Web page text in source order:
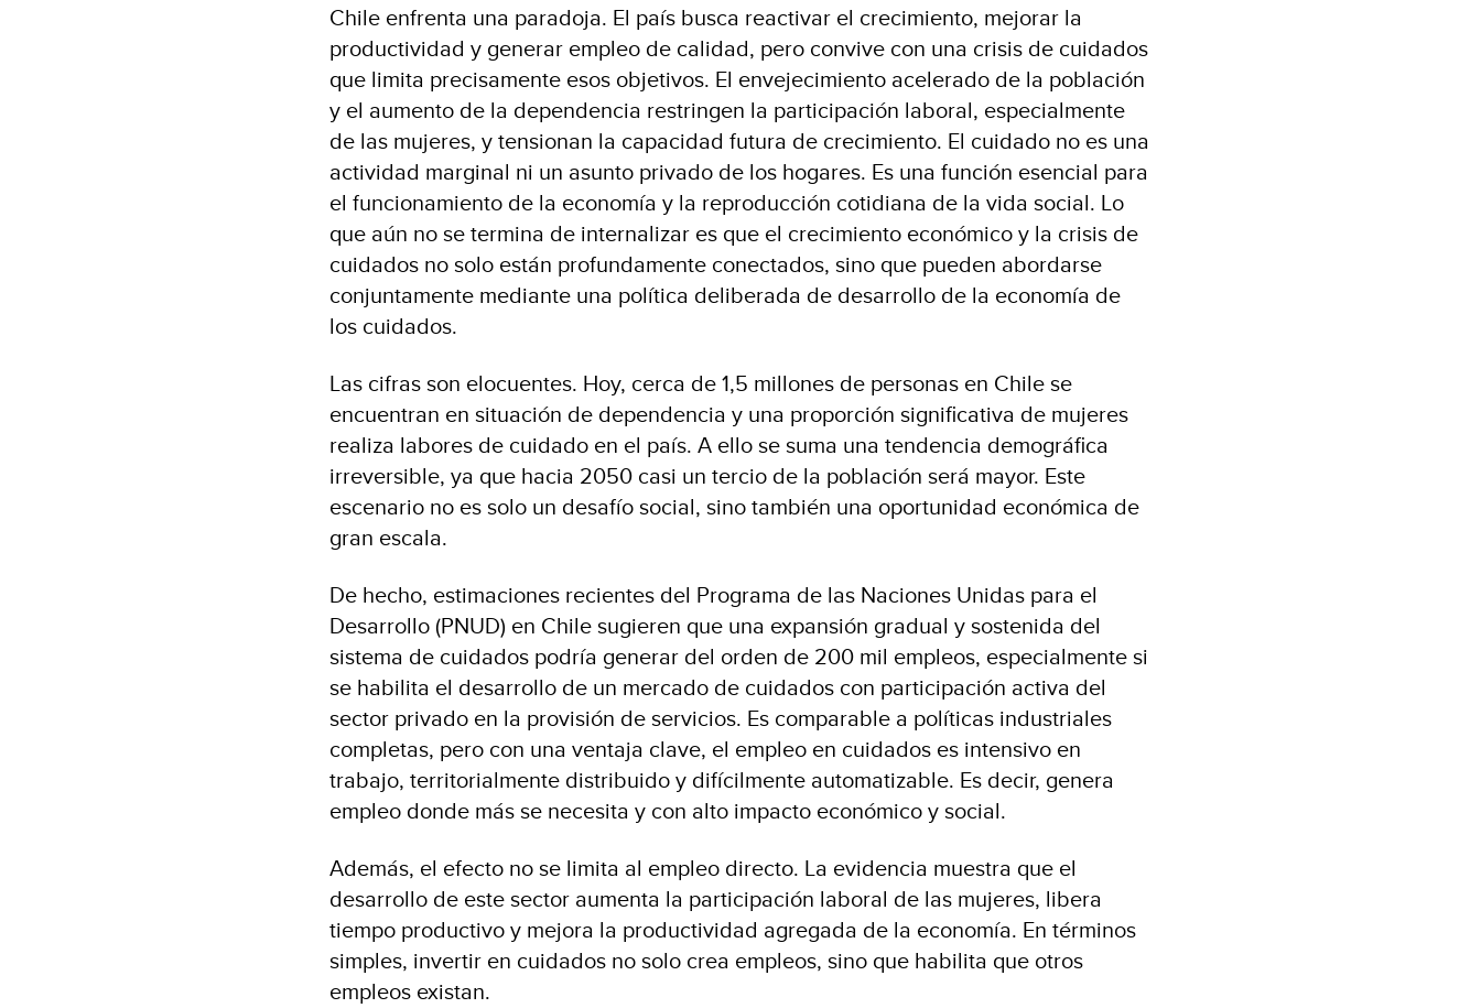
Chile enfrenta una paradoja. El país busca reactivar el crecimiento, mejorar la
productividad y generar empleo de calidad, pero convive con una crisis de cuidados
que limita precisamente esos objetivos. El envejecimiento acelerado de la población
y el aumento de la dependencia restringen la participación laboral, especialmente
de las mujeres, y tensionan la capacidad futura de crecimiento. El cuidado no es una
actividad marginal ni un asunto privado de los hogares. Es una función esencial para
el funcionamiento de la economía y la reproducción cotidiana de la vida social. Lo
que aún no se termina de internalizar es que el crecimiento económico y la crisis de
cuidados no solo están profundamente conectados, sino que pueden abordarse
conjuntamente mediante una política deliberada de desarrollo de la economía de
los cuidados.
Las cifras son elocuentes. Hoy, cerca de 1,5 millones de personas en Chile se
encuentran en situación de dependencia y una proporción significativa de mujeres
realiza labores de cuidado en el país. A ello se suma una tendencia demográfica
irreversible, ya que hacia 2050 casi un tercio de la población será mayor. Este
escenario no es solo un desafío social, sino también una oportunidad económica de
gran escala.
De hecho, estimaciones recientes del Programa de las Naciones Unidas para el
Desarrollo (PNUD) en Chile sugieren que una expansión gradual y sostenida del
sistema de cuidados podría generar del orden de 200 mil empleos, especialmente si
se habilita el desarrollo de un mercado de cuidados con participación activa del
sector privado en la provisión de servicios. Es comparable a políticas industriales
completas, pero con una ventaja clave, el empleo en cuidados es intensivo en
trabajo, territorialmente distribuido y difícilmente automatizable. Es decir, genera
empleo donde más se necesita y con alto impacto económico y social.
Además, el efecto no se limita al empleo directo. La evidencia muestra que el
desarrollo de este sector aumenta la participación laboral de las mujeres, libera
tiempo productivo y mejora la productividad agregada de la economía. En términos
simples, invertir en cuidados no solo crea empleos, sino que habilita que otros
empleos existan.